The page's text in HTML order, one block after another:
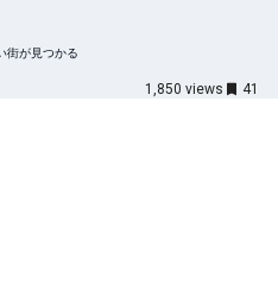
街が見つかる
1,850 views 41